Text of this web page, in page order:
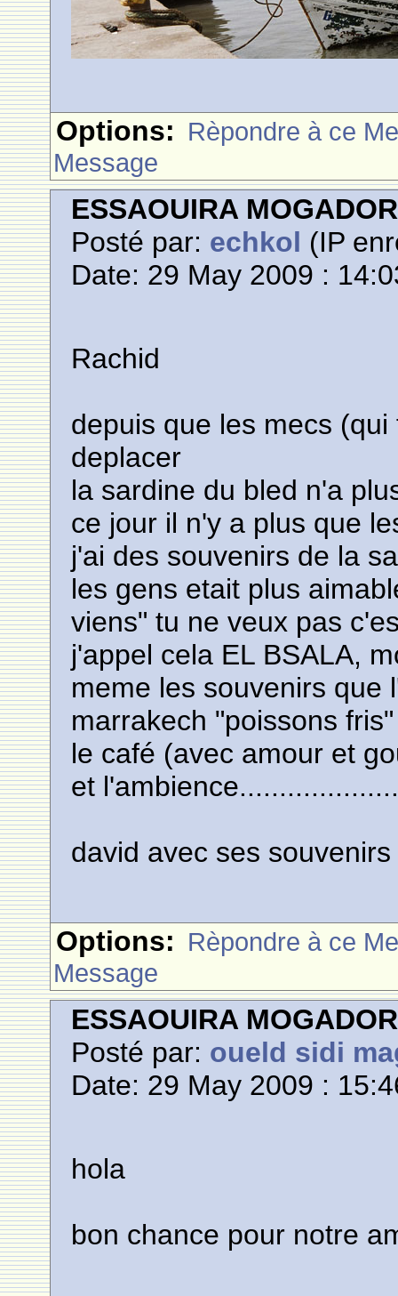
Options: Rèpondre à ce
Message
ESSAOUIRA MOGADOR
Posté par: echkol (IP
Date: 29 May 2009 :
Rachid
depuis que les mecs
deplacer
la sardine du bled n'a
ce jour il n'y a plus que
j'ai des souvenirs de la
les gens etait plus
viens" tu ne veux pas
j'appel cela EL BSALA,
meme les souvenirs que
marrakech "poissons
le café (avec amour et
et
david avec ses souvenirs
Options: Rèpondre à ce
Message
ESSAOUIRA MOGADOR
Posté par: oueld sidi
Date: 29 May 2009 :
hola
bon chance pour notre